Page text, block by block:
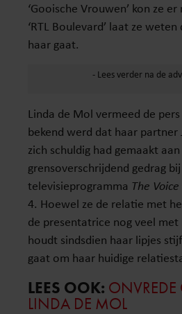
‘Gooische Vrouwen’ kon ze
‘RTL Boulevard’ laat ze
haar gaat.
Linda de Mol vermeed de
bekend werd dat haar partner
zich schuldig had gemaakt
grensoverschrijdend gedrag
televisieprogramma The
4. Hoewel ze de relatie met
de presentatrice nog veel met
houdt sindsdien haar lipjes
gaat om haar huidige
LEES OOK: ONVREDE
LINDA DE MOL